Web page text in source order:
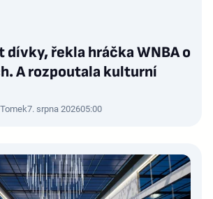
dívky, řekla hráčka WNBA o
A rozpoutala kulturní
7. srpna 202605:00